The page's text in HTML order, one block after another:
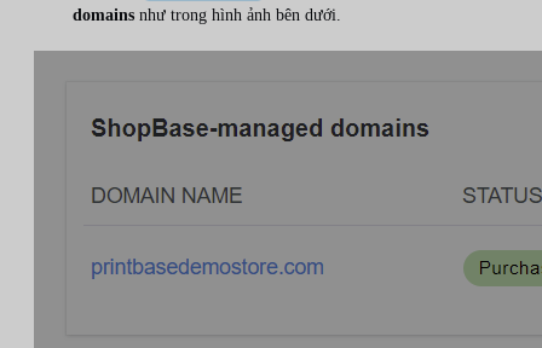
domains như trong hình ảnh bên dưới.